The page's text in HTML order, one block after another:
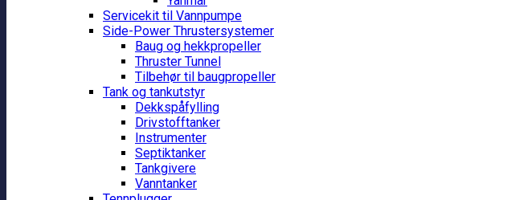
Servicekit til Vannpumpe
Side-Power Thrustersystemer
Baug og hekkpropeller
Thruster Tunnel
Tilbehør til baugpropeller
Tank og tankutstyr
Dekkspåfylling
Drivstofftanker
Instrumenter
Septiktanker
Tankgivere
Vanntanker